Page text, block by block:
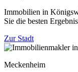
Immobilien in
Sie die besten
Zur Stadt
Meckenheim